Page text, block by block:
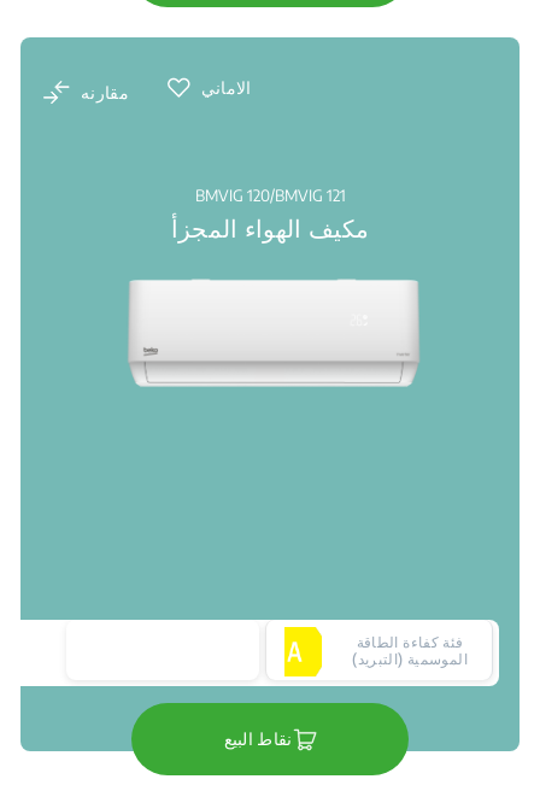
الاماني مقارنه
BMVIG 120/BMVIG 121
مكيف الهواء المجزأ
فئة كفاءة الطاقة
الموسمية (التبريد)
نقاط البيع